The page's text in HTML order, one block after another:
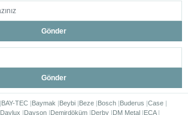
Gönder
Gönder
BAY-TEC Baymak Beybi Beze Bosch Buderus Case
Daylux Dayson Demirdöküm Derby DM Metal ECA